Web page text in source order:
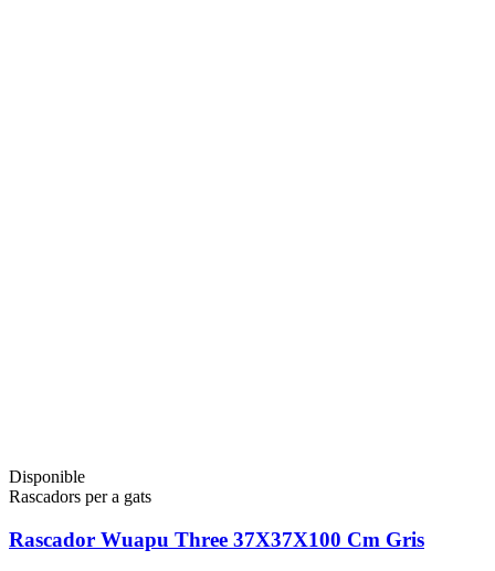
Disponible
Rascadors per a gats
Rascador Wuapu Three 37X37X100 Cm Gris